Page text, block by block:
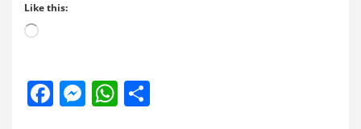
Like this:
Loading…
F
M W